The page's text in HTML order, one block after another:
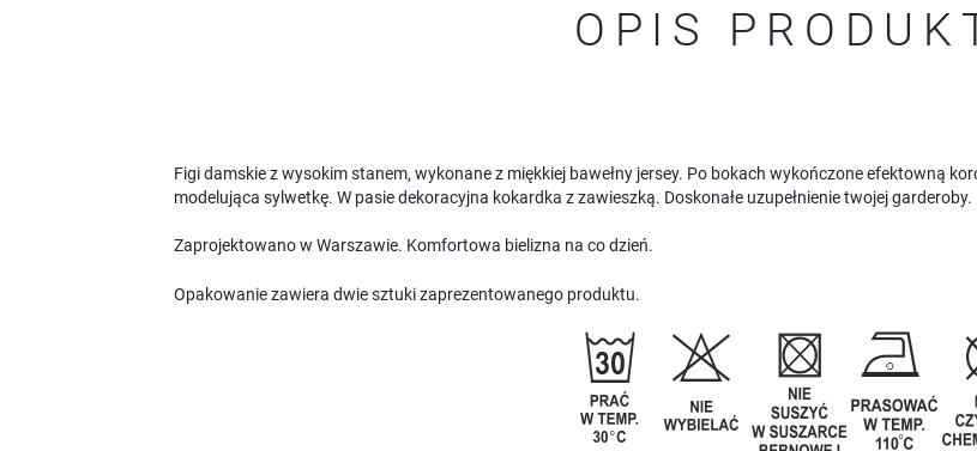
OPIS
Figi damskie z wysokim stanem, wykonane z miękkiej bawełny jersey. Po bokach wykończone efektowną
modelująca sylwetkę. W pasie dekoracyjna kokardka z zawieszką. Doskonałe uzupełnienie twojej garderoby.
Zaprojektowano w Warszawie. Komfortowa bielizna na co dzień.
Opakowanie zawiera dwie sztuki zaprezentowanego produktu.
USTAWIENIA
Szanujemy Twoją prywatność. Możesz zmienić ustawienia cookies lub
wszystkie. W dowolnym momencie możesz dokonać zmiany swoich
USTAWIENIA REGIONALNE